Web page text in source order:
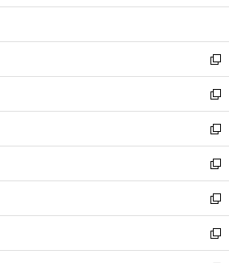
ウ
開
く
新
し
い
ウ
ィ
ン
ド
ウ
で
開
く
新
し
い
ウ
ィ
ン
ド
ウ
で
開
新
し
い
ウ
ィ
ン
ド
ウ
新
し
い
ウ
ィ
ン
新
し
い
ウ
新
し